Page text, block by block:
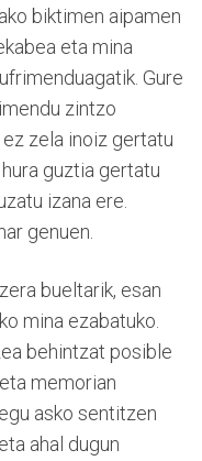
biktimen aipamen
eta mina
Gure
zintzo
zela inoiz gertatu
guztia gertatu
izana ere.
genuen.
bueltarik, esan
mina ezabatuko.
behintzat posible
memorian
asko sentitzen
ahal dugun